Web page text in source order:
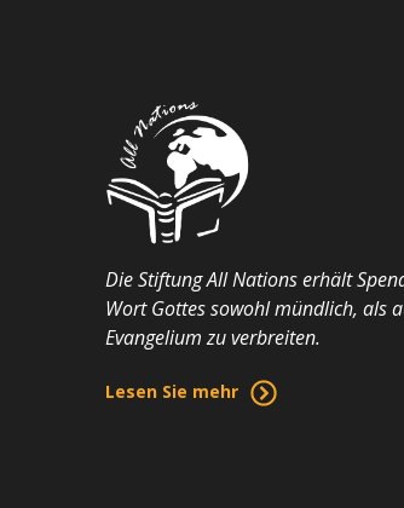
Die Stiftung All Nations erhält
Wort Gottes sowohl mündlich, als
Evangelium zu verbreiten.
Lesen Sie mehr